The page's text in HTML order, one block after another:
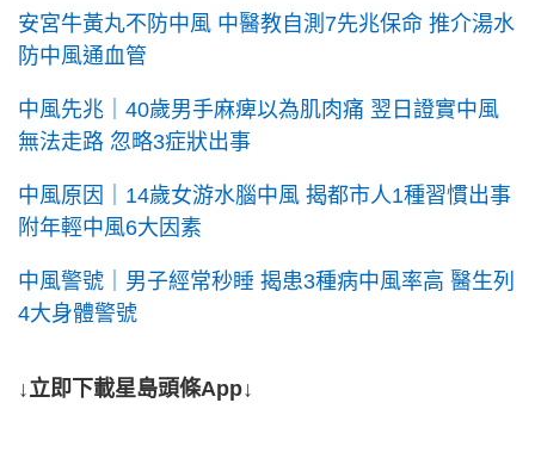
安宮牛黃丸不防中風 中醫教自測7先兆保命 推介湯水
防中風通血管
中風先兆｜40歲男手麻痺以為肌肉痛 翌日證實中風
無法走路 忽略3症狀出事
中風原因｜14歲女游水腦中風 揭都市人1種習慣出事
附年輕中風6大因素
中風警號｜男子經常秒睡 揭患3種病中風率高 醫生列
4大身體警號
↓立即下載星島頭條App↓